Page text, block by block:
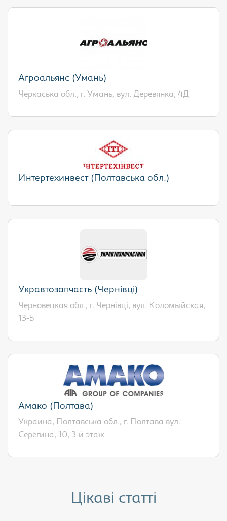
Агроальянс (Умань)
Черкаська обл., г. Умань, вул. Деревянка, 4Д
Интертехинвест (Полтавська обл.)
Укравтозапчасть (Чернівці)
Черновецкая обл., г. Чернівці, вул. Коломыйская,
13-Б
Амако (Полтава)
Украина, Полтавська обл., г. Полтава вул.
Серёгина, 10, 3-й этаж
Цікаві статті